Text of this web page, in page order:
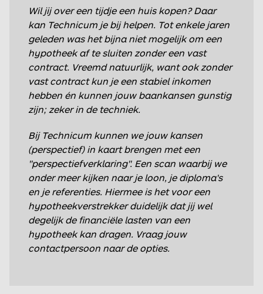
Wil jij over een tijdje een huis kopen? Daar
kan Technicum je bij helpen. Tot enkele jaren
geleden was het bijna niet mogelijk om een
hypotheek af te sluiten zonder een vast
contract. Vreemd natuurlijk, want ook zonder
vast contract kun je een stabiel inkomen
hebben én kunnen jouw baankansen gunstig
zijn; zeker in de techniek.
Bij Technicum kunnen we jouw kansen
(perspectief) in kaart brengen met een
"perspectiefverklaring". Een scan waarbij we
onder meer kijken naar je loon, je diploma's
en je referenties. Hiermee is het voor een
hypotheekverstrekker duidelijk dat jij wel
degelijk de financiële lasten van een
hypotheek kan dragen. Vraag jouw
contactpersoon naar de opties.